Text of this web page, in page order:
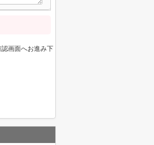
画面へお進み下